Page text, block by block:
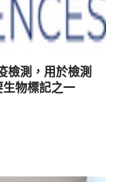
檢測，用於檢測
生物標記之一